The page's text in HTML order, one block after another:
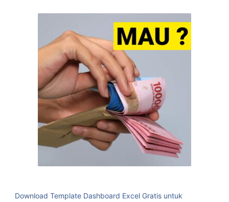
Download Template Dashboard Excel Gratis untuk